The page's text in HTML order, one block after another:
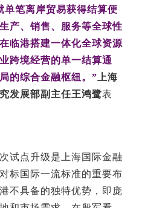
单笔离岸贸易获得结算便
产、销售、服务等全球性
临港搭建一体化全球资源
跨境经营的单一结算通
的综合金融枢纽。” 上海
发展部副主任王鸿鹭表
试点升级是上海国际金融
标国际一流标准的重要布
不具备的独特优势，即庞